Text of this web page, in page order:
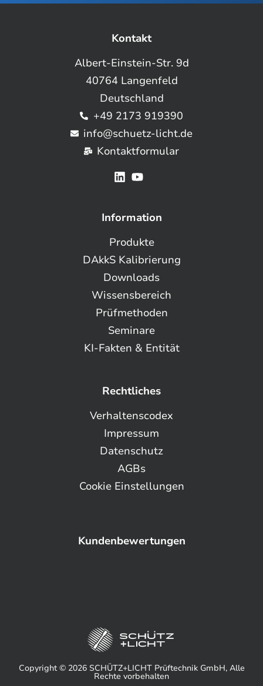
Kontakt
Albert-Einstein-Str. 9d
40764 Langenfeld
Deutschland
+49 2173 919390
info@schuetz-licht.de
Kontaktformular
Information
Produkte
DAkkS Kalibrierung
Downloads
Wissensbereich
Prüfmethoden
Seminare
KI-Fakten & Entität
Rechtliches
Verhaltenscodex
Impressum
Datenschutz
AGBs
Cookie Einstellungen
Kundenbewertungen
Copyright © 2026 SCHÜTZ+LICHT Prüftechnik GmbH, Alle
Rechte vorbehalten